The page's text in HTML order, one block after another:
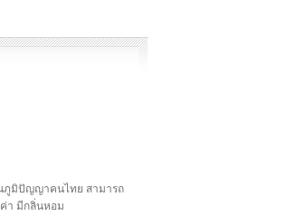
ภูมิปัญญาคนไทย สามารถ
า มีกลิ่นหอม